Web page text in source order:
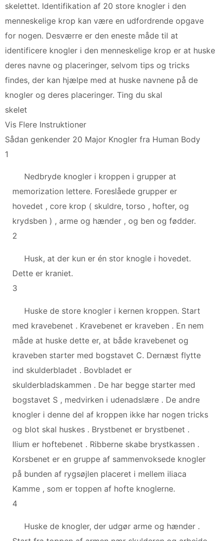
skelettet. Identifikation af 20 store knogler i den
menneskelige krop kan være en udfordrende opgave
for nogen. Desværre er den eneste måde til at
identificere knogler i den menneskelige krop er at huske
deres navne og placeringer, selvom tips og tricks
findes, der kan hjælpe med at huske navnene på de
knogler og deres placeringer. Ting du skal
skelet
Vis Flere Instruktioner
Sådan genkender 20 Major Knogler fra Human Body
1
Nedbryde knogler i kroppen i grupper at
memorization lettere. Foreslåede grupper er
hovedet , core krop ( skuldre, torso , hofter, og
krydsben ) , arme og hænder , og ben og fødder.
2
Husk, at der kun er én stor knogle i hovedet.
Dette er kraniet.
3
Huske de store knogler i kernen kroppen. Start
med kravebenet . Kravebenet er kraveben . En nem
måde at huske dette er, at både kravebenet og
kraveben starter med bogstavet C. Dernæst flytte
ind skulderbladet . Bovbladet er
skulderbladskammen . De har begge starter med
bogstavet S , medvirken i udenadslære . De andre
knogler i denne del af kroppen ikke har nogen tricks
og blot skal huskes . Brystbenet er brystbenet .
Ilium er hoftebenet . Ribberne skabe brystkassen .
Korsbenet er en gruppe af sammenvoksede knogler
på bunden af ​​rygsøjlen placeret i mellem iliaca
Kamme , som er toppen af ​​hofte knoglerne.
4
Huske de knogler, der udgør arme og hænder .